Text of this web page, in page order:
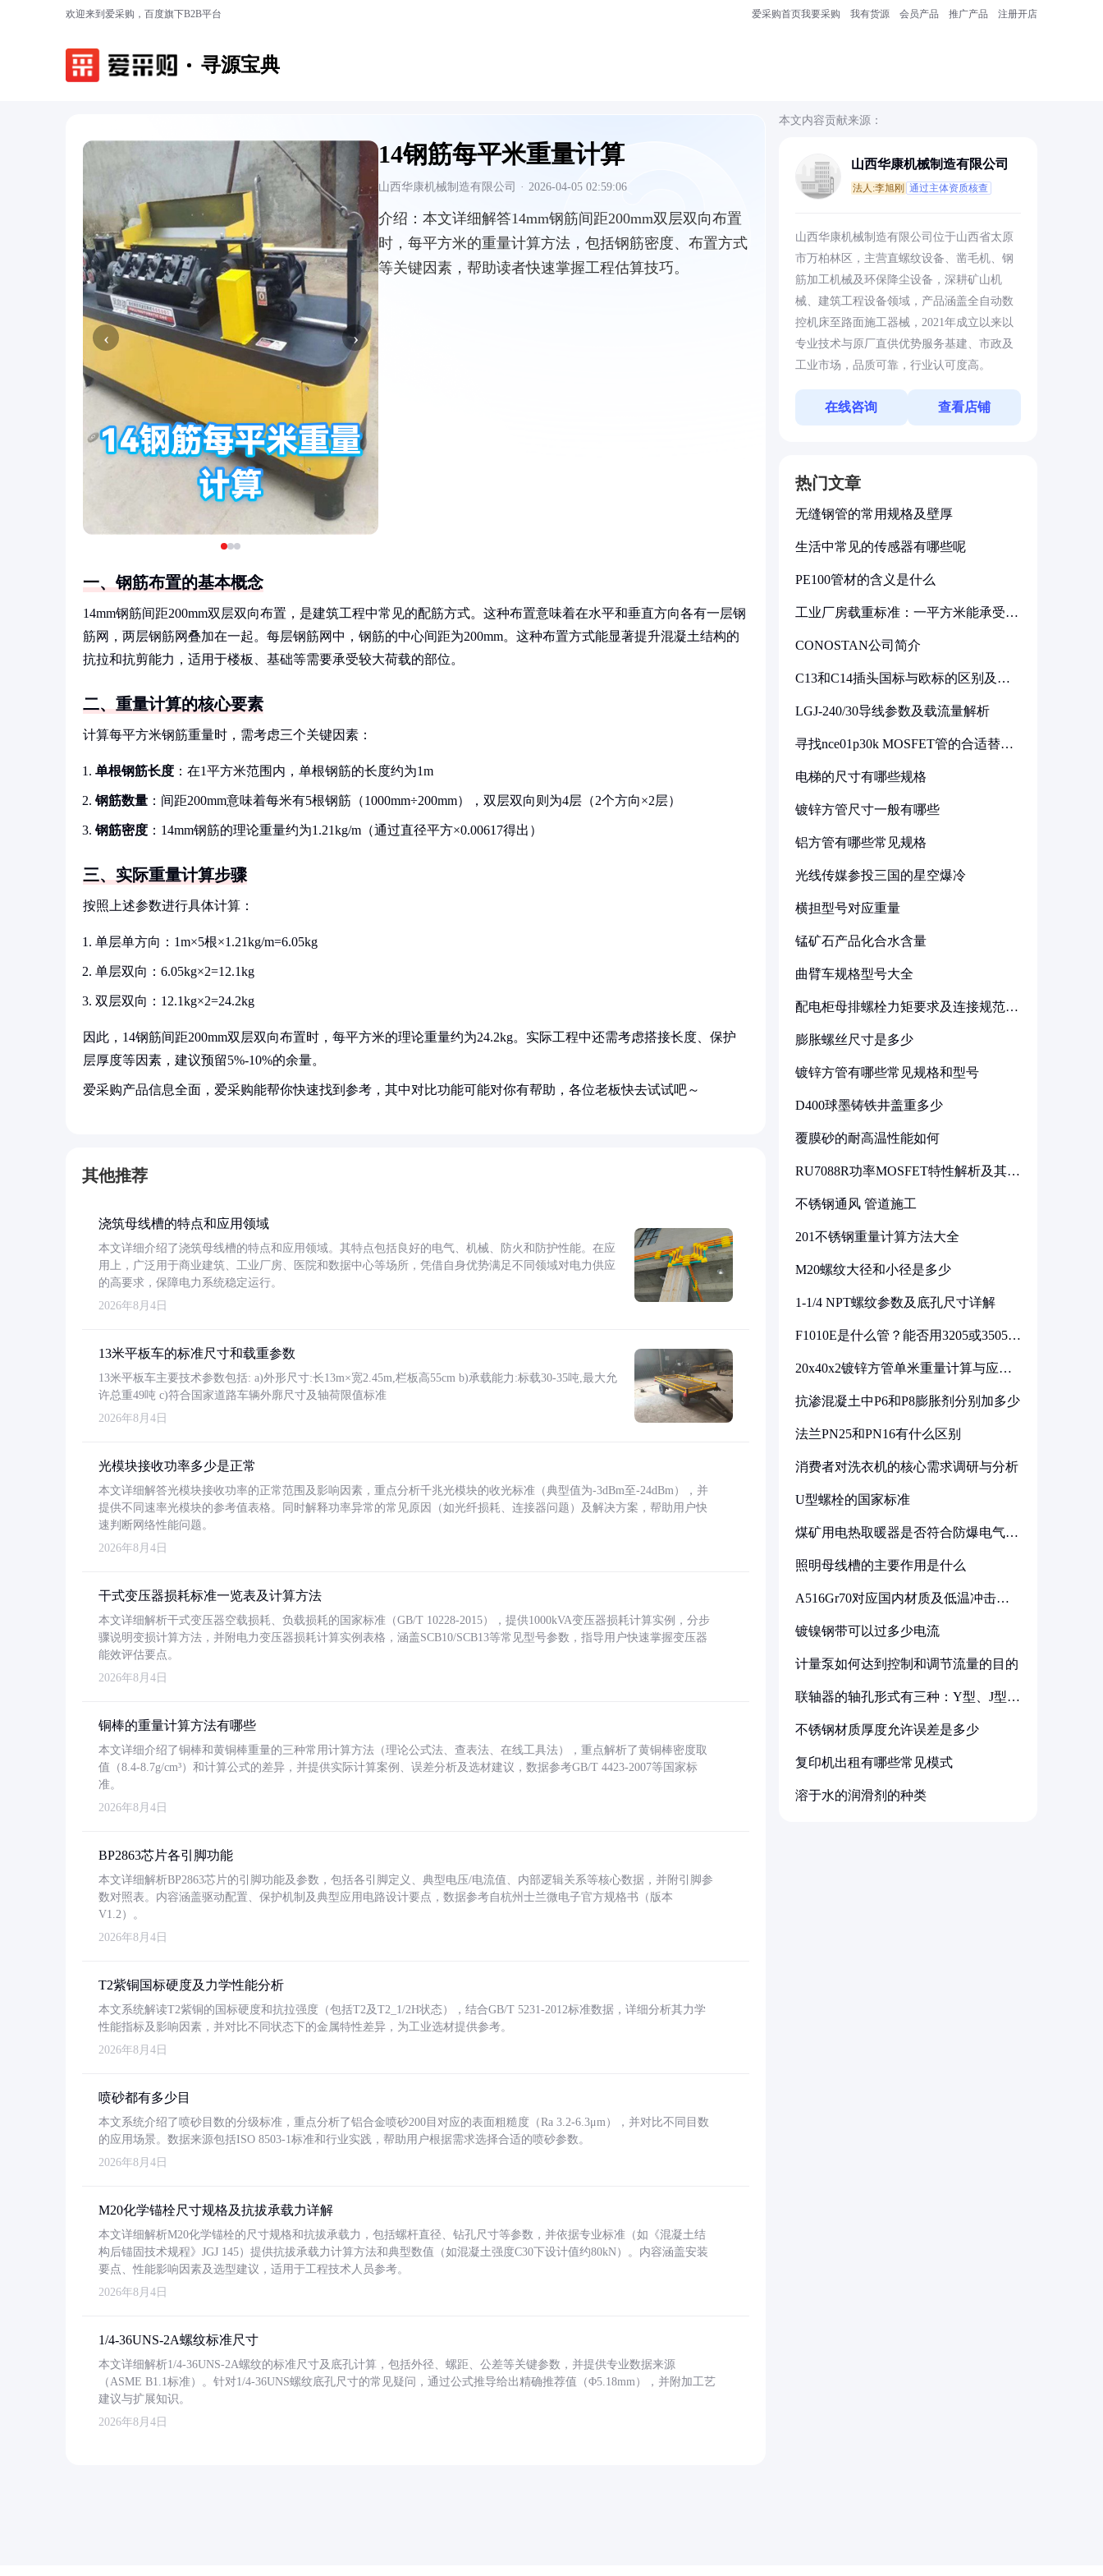
欢迎来到爱采购，百度旗下B2B平台 爱采购首页我要采购 我有货源 会员产品 推广产品 注册开店
寻源宝典
‹ ›
14钢筋每平米重量计算
山西华康机械制造有限公司 · 2026-04-05 02:59:06
介绍： 本文详细解答14mm钢筋间距200mm双层双向布置
时，每平方米的重量计算方法，包括钢筋密度、布置方式
等关键因素，帮助读者快速掌握工程估算技巧。
一、钢筋布置的基本概念
14mm钢筋间距200mm双层双向布置，是建筑工程中常见的配筋方式。这种布置意味着在水平和垂直方向各有一层钢
筋网，两层钢筋网叠加在一起。每层钢筋网中，钢筋的中心间距为200mm。这种布置方式能显著提升混凝土结构的
抗拉和抗剪能力，适用于楼板、基础等需要承受较大荷载的部位。
二、重量计算的核心要素
计算每平方米钢筋重量时，需考虑三个关键因素：
单根钢筋长度 ：在1平方米范围内，单根钢筋的长度约为1m
钢筋数量 ：间距200mm意味着每米有5根钢筋（1000mm÷200mm），双层双向则为4层（2个方向×2层）
钢筋密度 ：14mm钢筋的理论重量约为1.21kg/m（通过直径平方×0.00617得出）
三、实际重量计算步骤
按照上述参数进行具体计算：
单层单方向：1m×5根×1.21kg/m=6.05kg
单层双向：6.05kg×2=12.1kg
双层双向：12.1kg×2=24.2kg
因此，14钢筋间距200mm双层双向布置时，每平方米的理论重量约为24.2kg。实际工程中还需考虑搭接长度、保护
层厚度等因素，建议预留5%-10%的余量。
爱采购产品信息全面，爱采购能帮你快速找到参考，其中对比功能可能对你有帮助，各位老板快去试试吧～
其他推荐
浇筑母线槽的特点和应用领域
本文详细介绍了浇筑母线槽的特点和应用领域。其特点包括良好的电气、机械、防火和防护性能。在应
用上，广泛用于商业建筑、工业厂房、医院和数据中心等场所，凭借自身优势满足不同领域对电力供应
的高要求，保障电力系统稳定运行。
2026年8月4日
13米平板车的标准尺寸和载重参数
13米平板车主要技术参数包括: a)外形尺寸:长13m×宽2.45m,栏板高55cm b)承载能力:标载30-35吨,最大允
许总重49吨 c)符合国家道路车辆外廓尺寸及轴荷限值标准
2026年8月4日
光模块接收功率多少是正常
本文详细解答光模块接收功率的正常范围及影响因素，重点分析千兆光模块的收光标准（典型值为-3dBm至-24dBm），并
提供不同速率光模块的参考值表格。同时解释功率异常的常见原因（如光纤损耗、连接器问题）及解决方案，帮助用户快
速判断网络性能问题。
2026年8月4日
干式变压器损耗标准一览表及计算方法
本文详细解析干式变压器空载损耗、负载损耗的国家标准（GB/T 10228-2015），提供1000kVA变压器损耗计算实例，分步
骤说明变损计算方法，并附电力变压器损耗计算实例表格，涵盖SCB10/SCB13等常见型号参数，指导用户快速掌握变压器
能效评估要点。
2026年8月4日
铜棒的重量计算方法有哪些
本文详细介绍了铜棒和黄铜棒重量的三种常用计算方法（理论公式法、查表法、在线工具法），重点解析了黄铜棒密度取
值（8.4-8.7g/cm³）和计算公式的差异，并提供实际计算案例、误差分析及选材建议，数据参考GB/T 4423-2007等国家标
准。
2026年8月4日
BP2863芯片各引脚功能
本文详细解析BP2863芯片的引脚功能及参数，包括各引脚定义、典型电压/电流值、内部逻辑关系等核心数据，并附引脚参
数对照表。内容涵盖驱动配置、保护机制及典型应用电路设计要点，数据参考自杭州士兰微电子官方规格书（版本
V1.2）。
2026年8月4日
T2紫铜国标硬度及力学性能分析
本文系统解读T2紫铜的国标硬度和抗拉强度（包括T2及T2_1/2H状态），结合GB/T 5231-2012标准数据，详细分析其力学
性能指标及影响因素，并对比不同状态下的金属特性差异，为工业选材提供参考。
2026年8月4日
喷砂都有多少目
本文系统介绍了喷砂目数的分级标准，重点分析了铝合金喷砂200目对应的表面粗糙度（Ra 3.2-6.3μm），并对比不同目数
的应用场景。数据来源包括ISO 8503-1标准和行业实践，帮助用户根据需求选择合适的喷砂参数。
2026年8月4日
M20化学锚栓尺寸规格及抗拔承载力详解
本文详细解析M20化学锚栓的尺寸规格和抗拔承载力，包括螺杆直径、钻孔尺寸等参数，并依据专业标准（如《混凝土结
构后锚固技术规程》JGJ 145）提供抗拔承载力计算方法和典型数值（如混凝土强度C30下设计值约80kN）。内容涵盖安装
要点、性能影响因素及选型建议，适用于工程技术人员参考。
2026年8月4日
1/4-36UNS-2A螺纹标准尺寸
本文详细解析1/4-36UNS-2A螺纹的标准尺寸及底孔计算，包括外径、螺距、公差等关键参数，并提供专业数据来源
（ASME B1.1标准）。针对1/4-36UNS螺纹底孔尺寸的常见疑问，通过公式推导给出精确推荐值（Φ5.18mm），并附加工艺
建议与扩展知识。
2026年8月4日
本文内容贡献来源：
山西华康机械制造有限公司
法人:李旭刚 通过主体资质核查
山西华康机械制造有限公司位于山西省太原
市万柏林区，主营直螺纹设备、凿毛机、钢
筋加工机械及环保降尘设备，深耕矿山机
械、建筑工程设备领域，产品涵盖全自动数
控机床至路面施工器械，2021年成立以来以
专业技术与原厂直供优势服务基建、市政及
工业市场，品质可靠，行业认可度高。
在线咨询 查看店铺
热门文章
无缝钢管的常用规格及壁厚
生活中常见的传感器有哪些呢
PE100管材的含义是什么
工业厂房载重标准：一平方米能承受多
CONOSTAN公司简介
C13和C14插头国标与欧标的区别及其
LGJ-240/30导线参数及载流量解析
寻找nce01p30k MOSFET管的合适替代
电梯的尺寸有哪些规格
镀锌方管尺寸一般有哪些
铝方管有哪些常见规格
光线传媒参投三国的星空爆冷
横担型号对应重量
锰矿石产品化合水含量
曲臂车规格型号大全
配电柜母排螺栓力矩要求及连接规范详
膨胀螺丝尺寸是多少
镀锌方管有哪些常见规格和型号
D400球墨铸铁井盖重多少
覆膜砂的耐高温性能如何
RU7088R功率MOSFET特性解析及其在
不锈钢通风 管道施工
201不锈钢重量计算方法大全
M20螺纹大径和小径是多少
1-1/4 NPT螺纹参数及底孔尺寸详解
F1010E是什么管？能否用3205或3505代
20x40x2镀锌方管单米重量计算与应用
抗渗混凝土中P6和P8膨胀剂分别加多少
法兰PN25和PN16有什么区别
消费者对洗衣机的核心需求调研与分析
U型螺栓的国家标准
煤矿用电热取暖器是否符合防爆电气设
照明母线槽的主要作用是什么
A516Gr70对应国内材质及低温冲击要
镀镍钢带可以过多少电流
计量泵如何达到控制和调节流量的目的
联轴器的轴孔形式有三种：Y型、J型、
不锈钢材质厚度允许误差是多少
复印机出租有哪些常见模式
溶于水的润滑剂的种类